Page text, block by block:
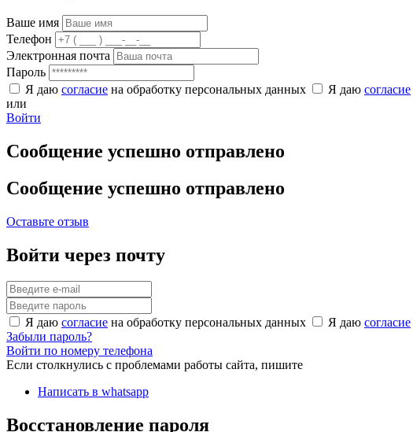
Ваше имя
Телефон
Электронная почта
Пароль
Я даю согласие на обработку персональных данных Я даю согласие
или
Войти
Сообщение успешно отправлено
Сообщение успешно отправлено
Оставьте отзыв
Войти через почту
Я даю согласие на обработку персональных данных Я даю согласие
Забыли пароль?
Войти по номеру телефона
Если столкнулись с проблемами работы сайта, пишите
Написать в whatsapp
Восстановление пароля